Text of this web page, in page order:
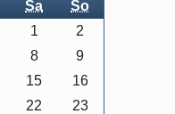
Sa So
1
2
8
9
15
16
22
23